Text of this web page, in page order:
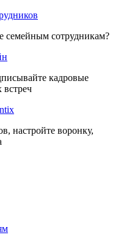
семейным сотрудникам?
кадровые
встреч
настройте воронку,